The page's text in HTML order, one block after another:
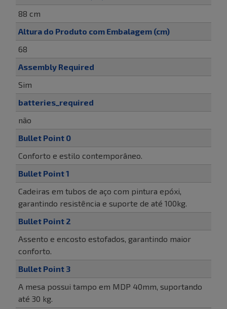
88 cm
Altura do Produto com Embalagem (cm)
68
Assembly Required
Sim
batteries_required
não
Bullet Point 0
Conforto e estilo contemporâneo.
Bullet Point 1
Cadeiras em tubos de aço com pintura epóxi,
garantindo resistência e suporte de até 100kg.
Bullet Point 2
Assento e encosto estofados, garantindo maior
conforto.
Bullet Point 3
A mesa possui tampo em MDP 40mm, suportando
até 30 kg.